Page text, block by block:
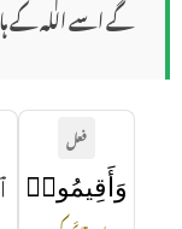
گے اسے اللہ کے
فعل
وَأَقِيمُوا۟